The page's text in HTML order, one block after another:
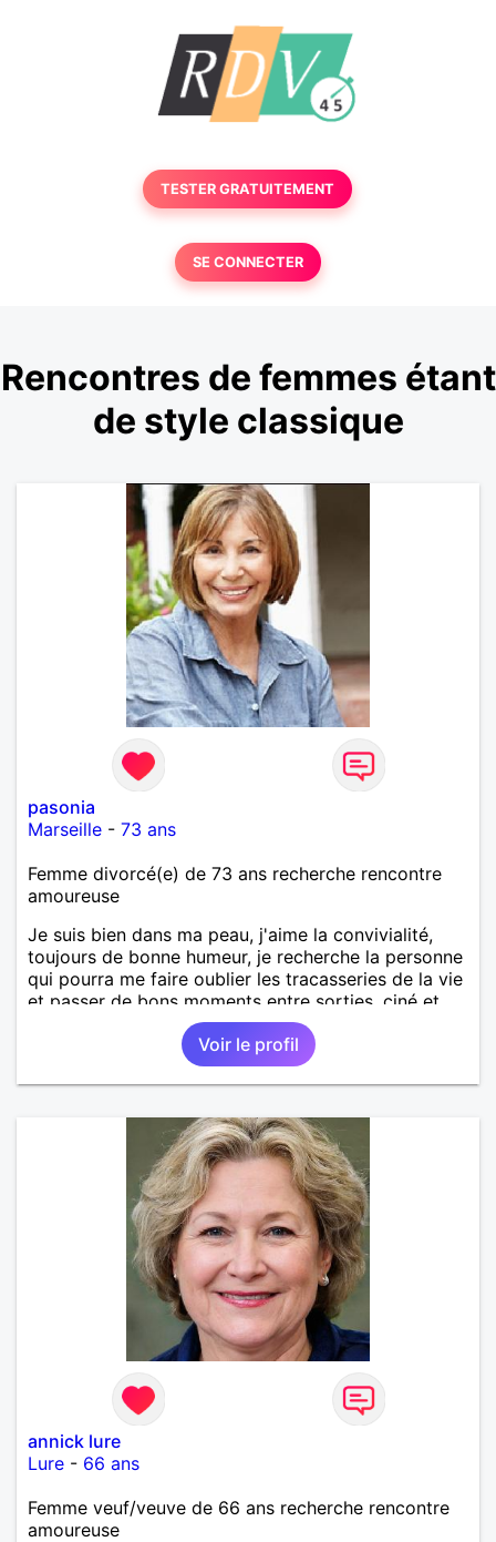
TESTER GRATUITEMENT
SE CONNECTER
Rencontres de femmes étant
de style classique
pasonia
Marseille - 73 ans
Femme divorcé(e) de 73 ans recherche rencontre
amoureuse
Je suis bien dans ma peau, j'aime la convivialité,
toujours de bonne humeur, je recherche la personne
qui pourra me faire oublier les tracasseries de la vie
et passer de bons moments entre sorties, ciné et
bien d'autres choses encore, à bientôt j'espère.
Voir le profil
annick lure
Lure - 66 ans
Femme veuf/veuve de 66 ans recherche rencontre
amoureuse